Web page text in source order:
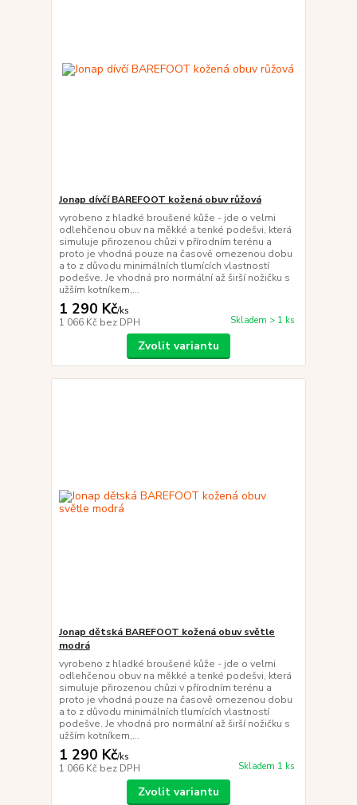
Jonap dívčí BAREFOOT kožená obuv růžová
vyrobeno z hladké broušené kůže - jde o velmi
odlehčenou obuv na měkké a tenké podešvi, která
simuluje přirozenou chůzi v přírodním terénu a
proto je vhodná pouze na časově omezenou dobu
a to z důvodu minimálních tlumících vlastností
podešve. Je vhodná pro normální až širší nožičku s
užším kotníkem,...
1 290 Kč/ks
1 066 Kč bez DPH Skladem > 1 ks
Zvolit variantu
Jonap dětská BAREFOOT kožená obuv světle
modrá
vyrobeno z hladké broušené kůže - jde o velmi
odlehčenou obuv na měkké a tenké podešvi, která
simuluje přirozenou chůzi v přírodním terénu a
proto je vhodná pouze na časově omezenou dobu
a to z důvodu minimálních tlumících vlastností
podešve. Je vhodná pro normální až širší nožičku s
užším kotníkem,...
1 290 Kč/ks
1 066 Kč bez DPH Skladem 1 ks
Zvolit variantu